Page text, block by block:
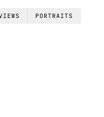
PORTRAITS